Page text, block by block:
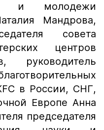
и молодежи
Мандрова,
совета
центров
руководитель
в России, СНГ,
Европе Анна
председателя